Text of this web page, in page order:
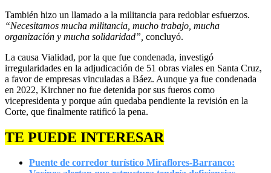
También hizo un llamado a la militancia para redoblar esfuerzos.
“Necesitamos mucha militancia, mucho trabajo, mucha
organización y mucha solidaridad”, concluyó.
La causa Vialidad, por la que fue condenada, investigó
irregularidades en la adjudicación de 51 obras viales en Santa Cruz,
a favor de empresas vinculadas a Báez. Aunque ya fue condenada
en 2022, Kirchner no fue detenida por sus fueros como
vicepresidenta y porque aún quedaba pendiente la revisión en la
Corte, que finalmente ratificó la pena.
TE PUEDE INTERESAR
Puente de corredor turístico Miraflores-Barranco: